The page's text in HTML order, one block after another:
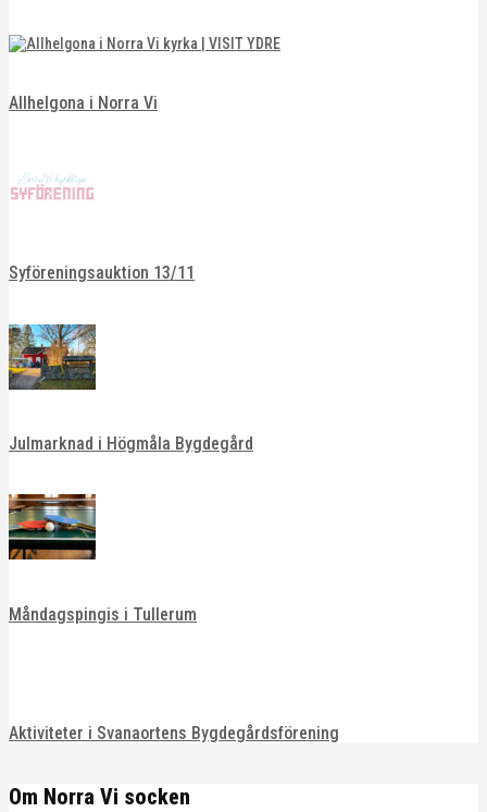
Allhelgona i Norra Vi
Syföreningsauktion 13/11
Julmarknad i Högmåla Bygdegård
Måndagspingis i Tullerum
Aktiviteter i Svanaortens Bygdegårdsförening
Om Norra Vi socken